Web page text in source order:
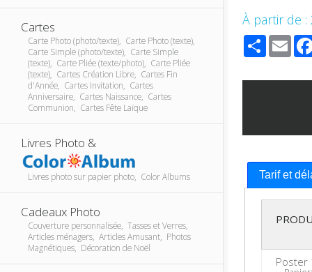
Cartes
Carte Photo (photo/texte), Carte Photo (texte),
Carte Simple (photo/texte), Carte Simple
(texte), Carte Pliée (texte/photo), Carte Pliée
(texte), Cartes Création Libre, Cartes Fin
d'Année, Cartes Invitation, Cartes
Anniversaire, Cartes Naissance, Cartes
Communion, Cartes Fête Laïque
Livres Photo &
Livres photo sur papier photo, Color Albums
Cadeaux Photo
Couverture personnalisée, Tasses et Verres,
Articles ménagers, Articles Amusant, Photos
Magnétiques, Décoration de Noël
À partir de :
Share
Tarif et
Poster